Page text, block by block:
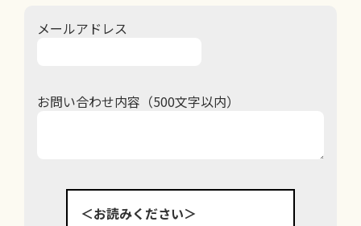
メールアドレス
お問い合わせ内容（500文字以内）
＜お読みください＞